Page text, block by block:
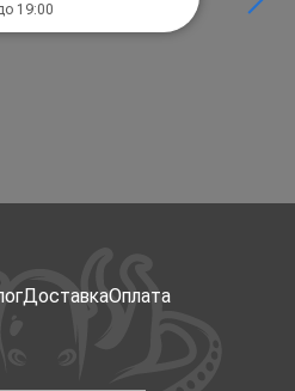
19:00
ДоставкаОплата